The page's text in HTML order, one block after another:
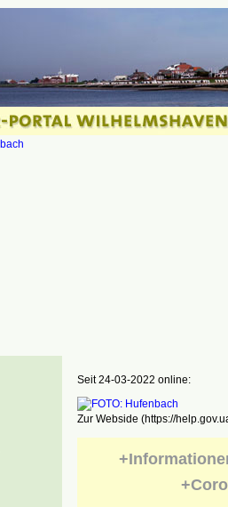
Seit 24-03-2022 online:
Zur Webside (https://